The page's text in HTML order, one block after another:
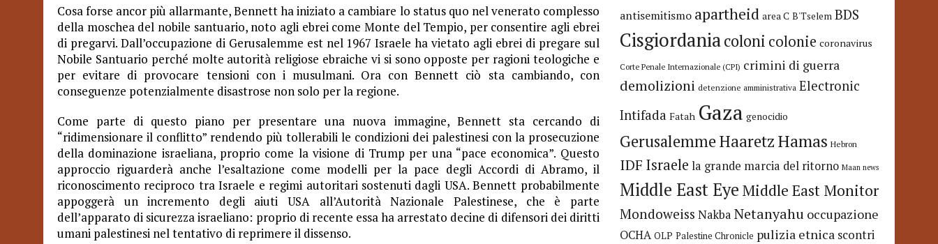
Cosa forse ancor più allarmante, Bennett ha iniziato a cambiare lo status quo nel venerato complesso
della moschea del nobile santuario, noto agli ebrei come Monte del Tempio, per consentire agli ebrei
di pregarvi. Dall’occupazione di Gerusalemme est nel 1967 Israele ha vietato agli ebrei di pregare sul
Nobile Santuario perché molte autorità religiose ebraiche vi si sono opposte per ragioni teologiche e
per evitare di provocare tensioni con i musulmani. Ora con Bennett ciò sta cambiando, con
conseguenze potenzialmente disastrose non solo per la regione.
Come parte di questo piano per presentare una nuova immagine, Bennett sta cercando di
“ridimensionare il conflitto” rendendo più tollerabili le condizioni dei palestinesi con la prosecuzione
della dominazione israeliana, proprio come la visione di Trump per una “pace economica”. Questo
approccio riguarderà anche l’esaltazione come modelli per la pace degli Accordi di Abramo, il
riconoscimento reciproco tra Israele e regimi autoritari sostenuti dagli USA. Bennett probabilmente
appoggerà un incremento degli aiuti USA all’Autorità Nazionale Palestinese, che è parte
dell’apparato di sicurezza israeliano: proprio di recente essa ha arrestato decine di difensori dei diritti
umani palestinesi nel tentativo di reprimere il dissenso.
antisemitismo apartheid area C B'Tselem BDS
Cisgiordaniacoloni colonie coronavirus
Corte Penale Internazionale (CPI) crimini di guerra
demolizioni detenzione amministrativa Electronic
Intifada Fatah Gaza genocidio
GerusalemmeHaaretzHamas Hebron
IDF Israele la grande marcia del ritorno Maan news
Middle East Eye Middle East Monitor
Mondoweiss Nakba Netanyahu occupazione
OCHA OLP Palestine Chronicle pulizia etnica scontri